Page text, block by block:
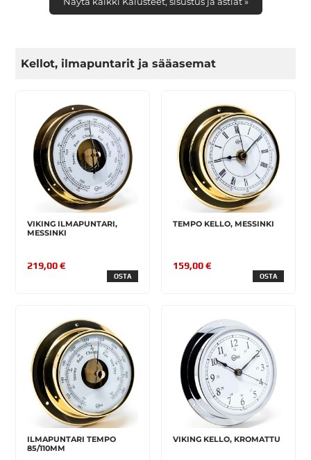
Kellot, ilmapuntarit ja sääasemat
VIKING ILMAPUNTARI,
MESSINKI
219,00 €
OSTA
TEMPO KELLO, MESSINKI
159,00 €
OSTA
ILMAPUNTARI TEMPO
85/110MM
VIKING KELLO, KROMATTU